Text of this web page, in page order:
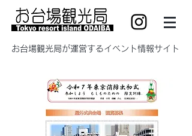
​お台場観光局が運営するイベント情報サイト